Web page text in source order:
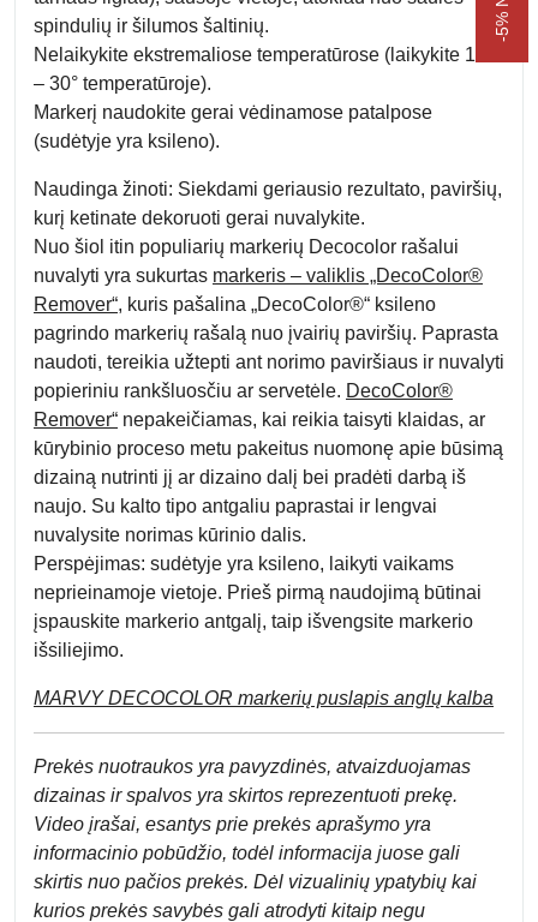
spindulių ir šilumos šaltinių.
Nelaikykite ekstremaliose temperatūrose (laikykite 15°
– 30° temperatūroje).
Markerį naudokite gerai vėdinamose patalpose
(sudėtyje yra ksileno).
Naudinga žinoti: Siekdami geriausio rezultato, paviršių,
kurį ketinate dekoruoti gerai nuvalykite.
Nuo šiol itin populiarių markerių Decocolor rašalui
nuvalyti yra sukurtas markeris – valiklis „DecoColor®
Remover“, kuris pašalina „DecoColor®“ ksileno
pagrindo markerių rašalą nuo įvairių paviršių. Paprasta
naudoti, tereikia užtepti ant norimo paviršiaus ir nuvalyti
popieriniu rankšluosčiu ar servetėle. DecoColor®
Remover“ nepakeičiamas, kai reikia taisyti klaidas, ar
kūrybinio proceso metu pakeitus nuomonę apie būsimą
dizainą nutrinti jį ar dizaino dalį bei pradėti darbą iš
naujo. Su kalto tipo antgaliu paprastai ir lengvai
nuvalysite norimas kūrinio dalis.
Perspėjimas: sudėtyje yra ksileno, laikyti vaikams
neprieinamoje vietoje. Prieš pirmą naudojimą būtinai
įspauskite markerio antgalį, taip išvengsite markerio
išsiliejimo.
MARVY DECOCOLOR markerių puslapis anglų kalba
Prekės nuotraukos yra pavyzdinės, atvaizduojamas
dizainas ir spalvos yra skirtos reprezentuoti prekę.
Video įrašai, esantys prie prekės aprašymo yra
informacinio pobūdžio, todėl informacija juose gali
skirtis nuo pačios prekės. Dėl vizualinių ypatybių kai
kurios prekės savybės gali atrodyti kitaip negu